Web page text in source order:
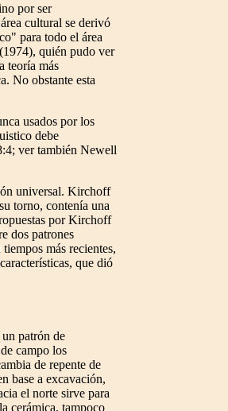
por ser
cultural se derivó
para todo el área
quién pudo ver
teoría más
No obstante esta
usados por los
debe
ver también Newell
universal. Kirchoff
torno, contenía una
por Kirchoff
dos patrones
más recientes,
que dió
patrón de
campo los
de repente de
base a excavación,
el norte sirve para
cerámica, tampoco